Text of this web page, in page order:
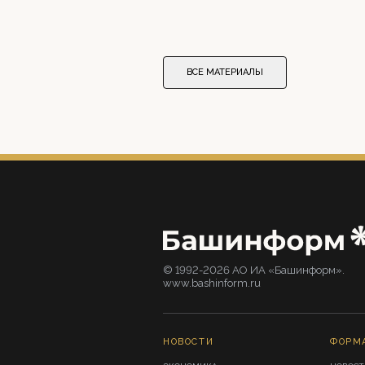
ВСЕ МАТЕРИАЛЫ
© 1992-2026 АО ИА «Башинформ».
www.bashinform.ru
НОВОСТИ